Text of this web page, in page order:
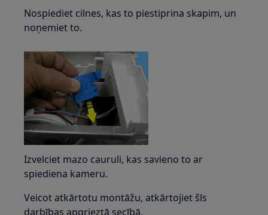
Nospiediet cilnes, kas to piestiprina skapim, un
noņemiet to.
Izvelciet mazo cauruli, kas savieno to ar
spiediena kameru.
Veicot atkārtotu montāžu, atkārtojiet šīs
darbības apgrieztā secībā.